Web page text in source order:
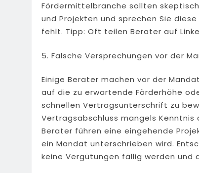
Fördermittelbranche sollten
und Projekten und sprechen Sie
fehlt. Tipp: Oft teilen Berater auf
5. Falsche Versprechungen vor der
Einige Berater machen vor der
auf die zu erwartende Förderhöhe
schnellen Vertragsunterschrift zu
Vertragsabschluss mangels
Berater führen eine eingehende
ein Mandat unterschrieben wird.
keine Vergütungen fällig werden und